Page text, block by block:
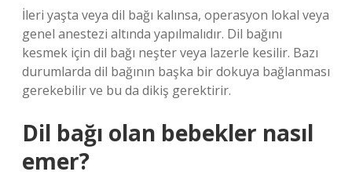
İleri yaşta veya dil bağı kalınsa, operasyon lokal veya
genel anestezi altında yapılmalıdır. Dil bağını
kesmek için dil bağı neşter veya lazerle kesilir. Bazı
durumlarda dil bağının başka bir dokuya bağlanması
gerekebilir ve bu da dikiş gerektirir.
Dil bağı olan bebekler nasıl
emer?